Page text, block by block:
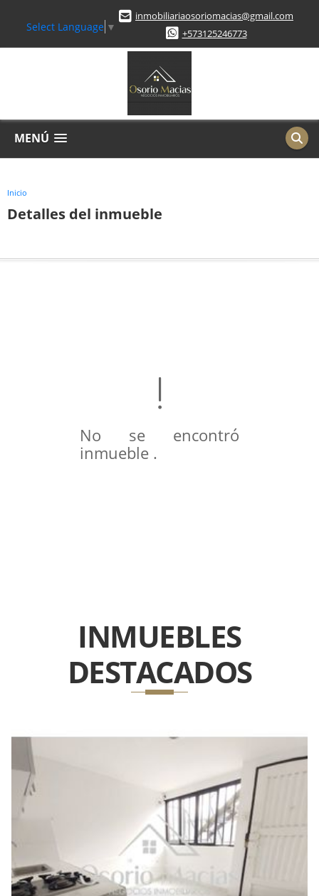
Select Language ▼
inmobiliariaosoriomacias@gmail.com
+573125246773
MENÚ
Inicio
Detalles del inmueble
No se encontró
inmueble .
INMUEBLES
DESTACADOS